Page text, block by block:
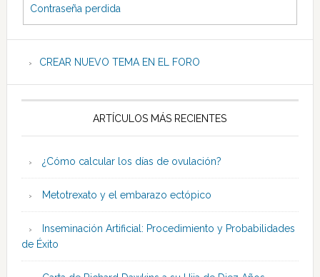
Contraseña perdida
CREAR NUEVO TEMA EN EL FORO
ARTÍCULOS MÁS RECIENTES
¿Cómo calcular los días de ovulación?
Metotrexato y el embarazo ectópico
Inseminación Artificial: Procedimiento y Probabilidades
de Éxito